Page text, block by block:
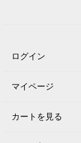
ログイン
マイページ
カートを見る